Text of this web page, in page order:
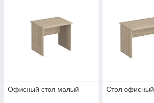
Офисный стол малый Стол офисный